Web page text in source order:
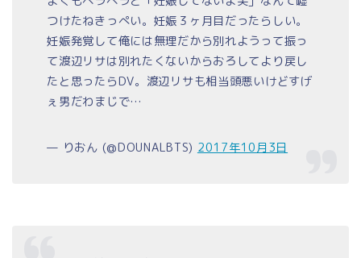
つけたねきっぺい。妊娠３ヶ月目だったらしい。
妊娠発覚して俺には無理だから別れようって振っ
て渡辺リサは別れたくないからおろしてより戻し
たと思ったらDV。渡辺リサも相当頭悪いけどすげ
ぇ男だわまじで…
— りおん (@DOUNALBTS) 2017年10月3日